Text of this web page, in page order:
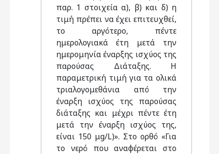
παρ. 1 στοιχεία α), β) και δ) η
τιμή πρέπει να έχει επιτευχθεί,
το αργότερο, πέντε
ημερολογιακά έτη μετά την
ημερομηνία έναρξης ισχύος της
παρούσας Διάταξης. Η
παραμετρική τιμή για τα ολικά
τριαλογομεθάνια από την
έναρξη ισχύος της παρούσας
διάταξης και μέχρι πέντε έτη
μετά την έναρξη ισχύος της,
είναι 150 μg/L)». Στο ορθό «Για
το νερό που αναφέρεται στο